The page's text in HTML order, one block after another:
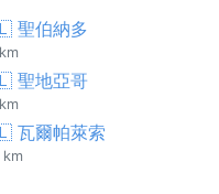
聖伯納多
聖地亞哥
瓦爾帕萊索
km